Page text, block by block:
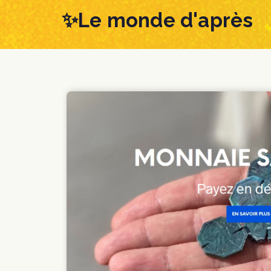
Skip
links
Skip
to
content
✨Le monde d'après